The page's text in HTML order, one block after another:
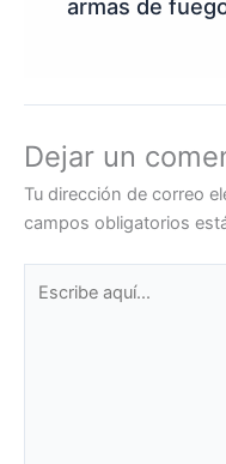
armas de
Dejar un
Tu dirección de correo
campos obligatorios